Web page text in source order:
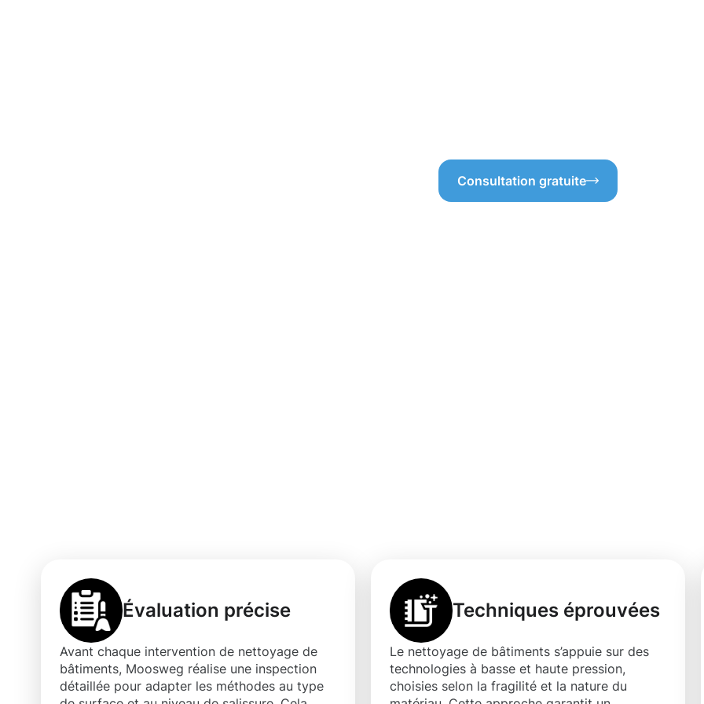
Consultation gratuite
Évaluation précise
Avant chaque intervention de nettoyage de
bâtiments, Moosweg réalise une inspection
détaillée pour adapter les méthodes au type
Techniques éprouvées
Le nettoyage de bâtiments s’appuie sur des
technologies à basse et haute pression,
choisies selon la fragilité et la nature du